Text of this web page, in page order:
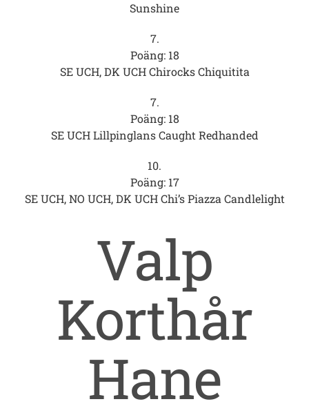
Sunshine
7.
Poäng: 18
SE UCH, DK UCH Chirocks Chiquitita
7.
Poäng: 18
SE UCH Lillpinglans Caught Redhanded
10.
Poäng: 17
SE UCH, NO UCH, DK UCH Chi’s Piazza Candlelight
Valp
Korthår
Hane